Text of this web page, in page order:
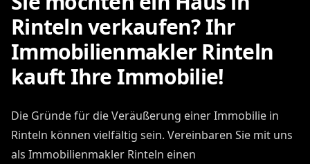
Rinteln verkaufen? Ihr
Immobilienmakler Rinteln
kauft Ihre Immobilie!
Die Gründe für die Veräußerung einer Immobilie in
Rinteln können vielfältig sein. Vereinbaren Sie mit uns
als Immobilienmakler Rinteln einen